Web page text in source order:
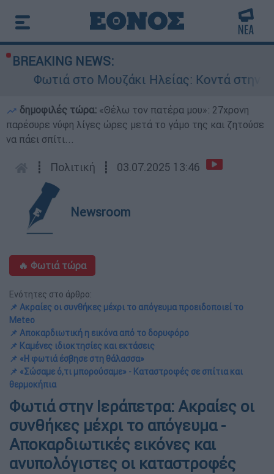
BREAKING NEWS:
στο Μουζάκι Ηλείας: Κοντά στην είσοδο του
δημοφιλές τώρα: «Θέλω τον πατέρα μου»: 27χρονη
παρέσυρε νύφη λίγες ώρες μετά το γάμο της και ζητούσε
να πάει σπίτι...
┋ Πολιτική ┋ 03.07.2025 13:46
Newsroom
🔥 Φωτιά τώρα
Ενότητες στο άρθρο:
📌 Ακραίες οι συνθήκες μέχρι το απόγευμα προειδοποιεί το
Meteo
📌 Αποκαρδιωτική η εικόνα από το δορυφόρο
📌 Καμένες ιδιοκτησίες και εκτάσεις
📌 «Η φωτιά έσβησε στη θάλασσα»
📌 «Σώσαμε ό,τι μπορούσαμε» - Καταστροφές σε σπίτια και
θερμοκήπια
Φωτιά στην Ιεράπετρα: Ακραίες οι
συνθήκες μέχρι το απόγευμα -
Αποκαρδιωτικές εικόνες και
ανυπολόγιστες οι καταστροφές